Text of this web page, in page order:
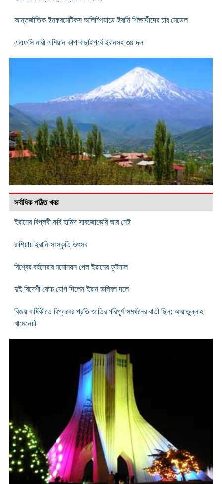
আন্তর্জাতিক ইনফরমেটিকস অলিম্পিয়াডে ইরানি শিক্ষার্থীদের চার মেডেল
এএফসি নারী এশিয়ান কাপ বাছাইপর্বে ইরানসহ ৩৪ দল
সর্বাধিক পঠিত খবর
ইরানের বিপ্লবী কবি হামিদ সাবজোভেরি আর নেই
রাশিয়ায় ইরানি সংস্কৃতি উৎসব
বিশ্বের বর্ষসেরার মনোনয়ন পেল ইরানের ফুটসাল
দুই বিদেশী কোচ যোগ দিলেন ইরান ভলিবল দলে
বিজয় বার্ষিকীতে বিপ্লবের প্রতি জাতির পরিপূর্ণ সমর্থনের বার্তা ছিল: আয়াতুল্লাহ
খামেনেয়ী